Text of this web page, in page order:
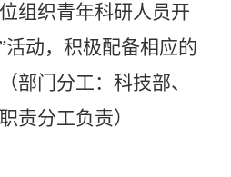
组织青年科研人员开
活动，积极配备相应的
部门分工：科技部、
责分工负责）